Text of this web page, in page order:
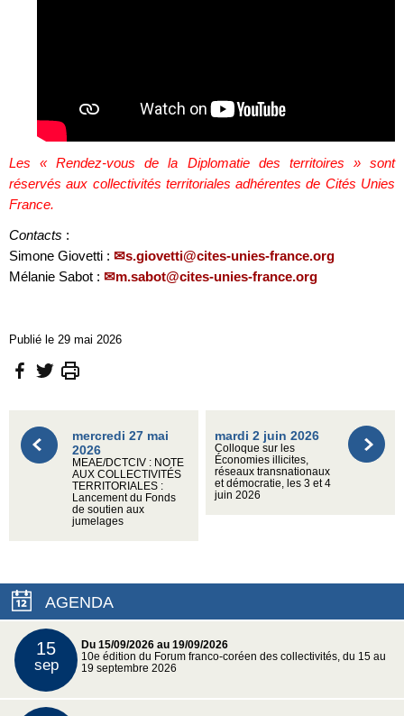
Les « Rendez-vous de la Diplomatie des territoires » sont
réservés aux collectivités territoriales adhérentes de Cités Unies
France.
Contacts :
Simone Giovetti :
s.giovetti@cites-unies-france.org
Mélanie Sabot :
m.sabot@cites-unies-france.org
Publié le 29 mai 2026
mercredi 27 mai
2026
MEAE/DCTCIV : NOTE
AUX COLLECTIVITÉS
TERRITORIALES :
Lancement du Fonds
de soutien aux
jumelages
mardi 2 juin 2026
Colloque sur les
Économies illicites,
réseaux transnationaux
et démocratie, les 3 et 4
juin 2026
AGENDA
15
sep
Du 15/09/2026 au 19/09/2026
10e édition du Forum franco-coréen des collectivités, du 15 au
19 septembre 2026